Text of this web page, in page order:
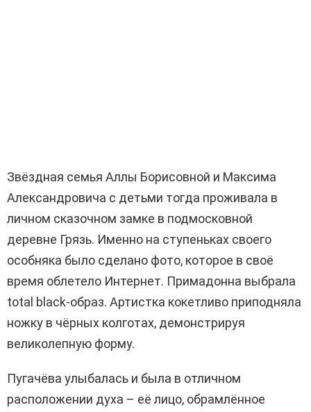
Звёздная семья Аллы Борисовной и Максима
Александровича с детьми тогда проживала в
личном сказочном замке в подмосковной
деревне Грязь. Именно на ступеньках своего
особняка было сделано фото, которое в своё
время облетело Интернет. Примадонна выбрала
total black-образ. Артистка кокетливо приподняла
ножку в чёрных колготах, демонстрируя
великолепную форму.
Пугачёва улыбалась и была в отличном
расположении духа – её лицо, обрамлённое